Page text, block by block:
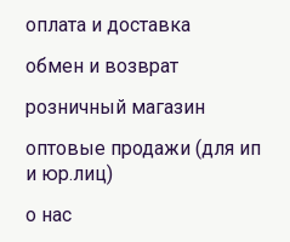
оплата и доставка
обмен и возврат
розничный магазин
оптовые продажи (для ип
и юр.лиц)
о нас